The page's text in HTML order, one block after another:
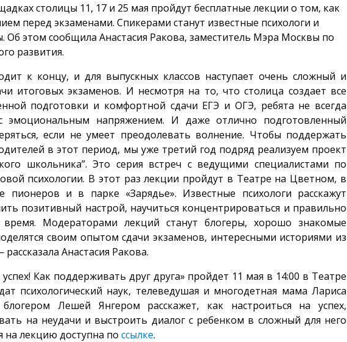
столицы 11, 17 и 25 мая пройдут бесплатные лекции о том, как
перед экзаменами. Спикерами станут известные психологи и
Об этом сообщила Анастасия Ракова, заместитель Мэра Москвы по
развития.
к концу, и для выпускных классов наступает очень сложный и
итоговых экзаменов. И несмотря на то, что столица создает все
подготовки и комфортной сдачи ЕГЭ и ОГЭ, ребята не всегда
эмоциональным напряжением. И даже отлично подготовленный
если не умеет преодолевать волнение. Чтобы поддержать
в этот период, мы уже третий год подряд реализуем проект
школьника”. Это серия встреч с ведущими специалистами по
психологии. В этот раз лекции пройдут в Театре на Цветном, в
пионеров и в парке «Зарядье». Известные психологи расскажут
позитивный настрой, научиться концентрироваться и правильно
время. Модераторами лекций станут блогеры, хорошо знакомые
своим опытом сдачи экзаменов, интересными историями из
Анастасия Ракова.
Как поддерживать друг друга» пройдет 11 мая в 14:00 в Театре
психологический наук, телеведушая и многодетная мама Лариса
Лешей Янгером расскажет, как настроиться на успех,
на неудачи и выстроить диалог с ребенком в сложный для него
на лекцию доступна по ссылке.